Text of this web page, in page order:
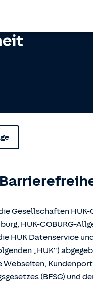
Gesellschaften
HUK-COBURG-
HUK Datenservice
„HUK“)
Webseiten,
(BFSG) und